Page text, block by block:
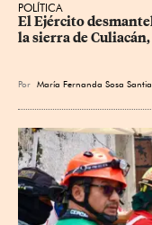
POLÍTICA
El Ejército
la sierra de
Por María Fernanda Sosa